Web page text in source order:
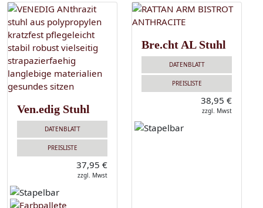
Ven.edig Stuhl
DATENBLATT
PREISLISTE
37,95 €
zzgl. Mwst
Bre.cht AL Stuhl
DATENBLATT
PREISLISTE
38,95 €
zzgl. Mwst